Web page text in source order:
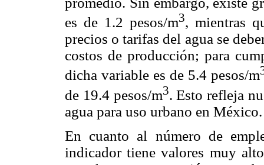
es de 1.2 pesos/m3, mientras
precios o tarifas del agua se
costos de producción; para
dicha variable es de 5.4 pesos/m
de 19.4 pesos/m3. Esto refleja
agua para uso urbano en México.
En cuanto al número de
indicador tiene valores muy